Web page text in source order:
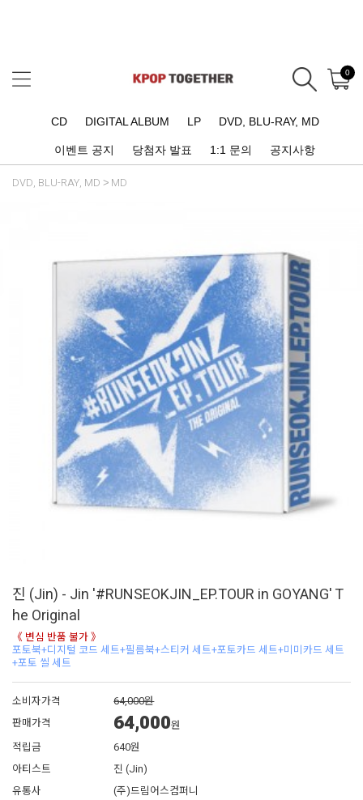
0
CD DIGITAL ALBUM LP DVD, BLU-RAY, MD
이벤트 공지 당첨자 발표 1:1 문의 공지사항
DVD, BLU-RAY, MD MD
진 (Jin) - Jin '#RUNSEOKJIN_EP.TOUR in GOYANG' T
he Original
《 변심 반품 불가 》
포토북+디지털 코드 세트+필름북+스티커 세트+포토카드 세트+미미카드 세트
+포토 씰 세트
소비자가격
64,000원
판매가격
64,000원
적립금
640원
아티스트
진 (Jin)
유통사
(주)드림어스컴퍼니